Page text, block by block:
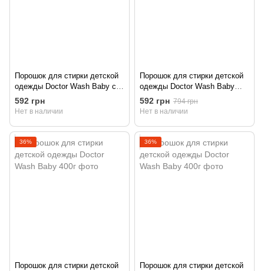
Порошок для стирки детской
одежды Doctor Wash Baby с
нейтральным ароматом 8,5кг
592 грн
Нет в наличии
Порошок для стирки детской
одежды Doctor Wash Baby
8,5кг
592 грн 794 грн
Нет в наличии
36%
Порошок для стирки детской
36%
Порошок для стирки детской